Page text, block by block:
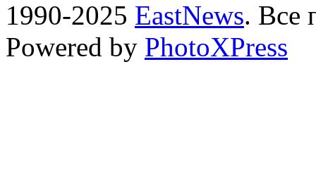
1990-2025 EastNews. Все
Powered by PhotoXPress